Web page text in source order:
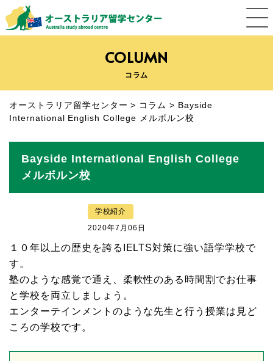
COLUMN
コラム
オーストラリア留学センター > コラム > Bayside
International English College メルボルン校
Bayside International English College
メルボルン校
学校紹介
2020年7月06日
１０年以上の歴史を誇るIELTS対策に強い語学学校で
す。
塾のような感覚で通え、柔軟性のある時間割でお仕事
と学校を両立しましょう。
エンターテインメントのような先生と行う授業は見ど
ころの学校です。